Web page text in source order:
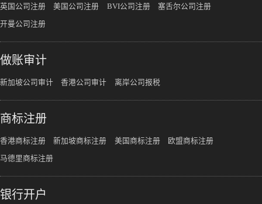
英国公司注册 美国公司注册 BVI公司注册 塞舌尔公司注册
开曼公司注册
做账审计
新加坡公司审计 香港公司审计 离岸公司报税
商标注册
香港商标注册 新加坡商标注册 美国商标注册 欧盟商标注册
马德里商标注册
银行开户